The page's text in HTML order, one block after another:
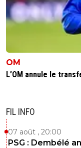
OM
L’OM annule le
FIL INFO
07 août , 20:00
PSG : Dembélé